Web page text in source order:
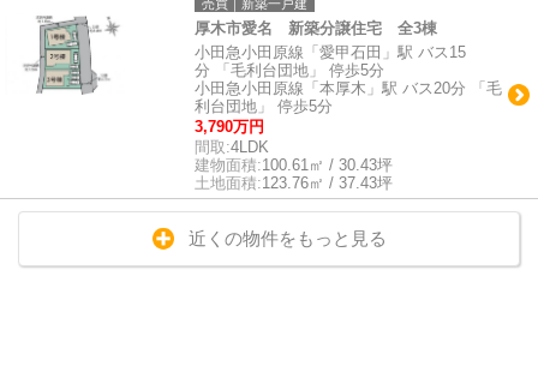
売買｜新築一戸建
厚木市愛名 新築分譲住宅 全3棟
小田急小田原線「愛甲石田」駅 バス15
分 「毛利台団地」 停歩5分
小田急小田原線「本厚木」駅 バス20分 「毛
利台団地」 停歩5分
3,790万円
間取:4LDK
建物面積:100.61㎡ / 30.43坪
土地面積:123.76㎡ / 37.43坪
近くの物件をもっと見る